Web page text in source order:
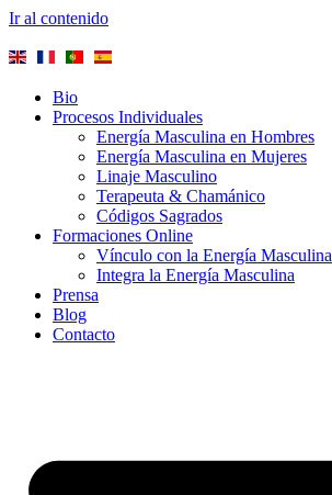
Ir al contenido
Bio
Procesos Individuales
Energía Masculina en Hombres
Energía Masculina en Mujeres
Linaje Masculino
Terapeuta & Chamánico
Códigos Sagrados
Formaciones Online
Vínculo con la Energía Masculina
Integra la Energía Masculina
Prensa
Blog
Contacto